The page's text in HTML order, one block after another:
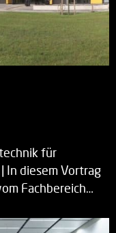
für
In diesem Vortrag
Fachbereich…